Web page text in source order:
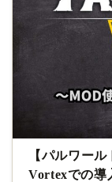
【パルワー
Vortexでの導